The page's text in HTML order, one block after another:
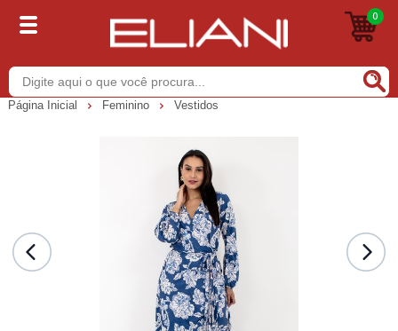
0
Página Inicial Feminino Vestidos